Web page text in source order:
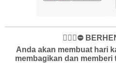
✋🏻🛑⛔️
Anda akan membuat hari
membagikan dan memberi